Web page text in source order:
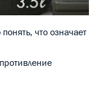
что означает